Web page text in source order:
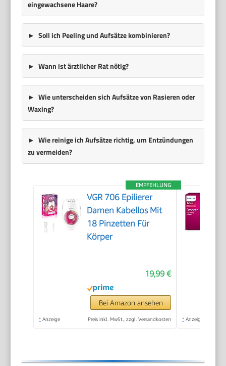
eingewachsene Haare?
Soll ich Peeling und Aufsätze kombinieren?
Wann ist ärztlicher Rat nötig?
Wie unterscheiden sich Aufsätze von Rasieren oder
Waxing?
Wie reinige ich Aufsätze richtig, um Entzündungen
zu vermeiden?
EMPFEHLUNG
VGR 706 Epilierer
Damen Kabellos Mit
18 Pinzetten Für
Körper
19,99 €
Bei Amazon ansehen
* Anzeige Preis inkl. MwSt., zzgl. Versandkosten * Anzeige